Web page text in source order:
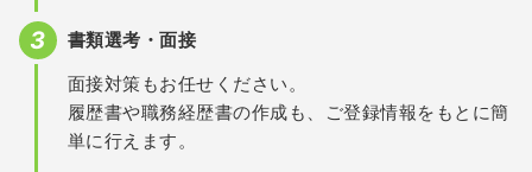
書類選考・面接
面接対策もお任せください。
履歴書や職務経歴書の作成も、ご登録情報をもとに簡
単に行えます。